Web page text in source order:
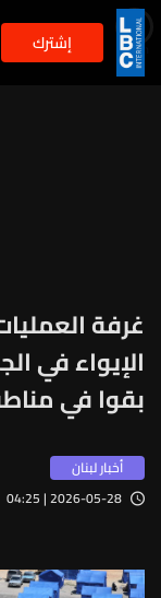
إشترك 2min
الإيواء في
بقوا في
أخبار لبنان
2026-05-28 | 04:25